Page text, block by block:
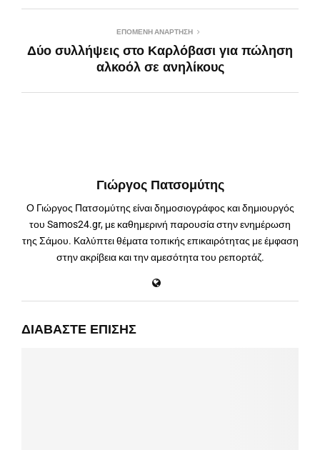
ΕΠΌΜΕΝΗ ΑΝΆΡΤΗΣΗ
Δύο συλλήψεις στο Καρλόβασι για πώληση
αλκοόλ σε ανηλίκους
Γιώργος Πατσομύτης
Ο Γιώργος Πατσομύτης είναι δημοσιογράφος και δημιουργός
του Samos24.gr, με καθημερινή παρουσία στην ενημέρωση
της Σάμου. Καλύπτει θέματα τοπικής επικαιρότητας με έμφαση
στην ακρίβεια και την αμεσότητα του ρεπορτάζ.
ΔΙΑΒΆΣΤΕ ΕΠΊΣΗΣ